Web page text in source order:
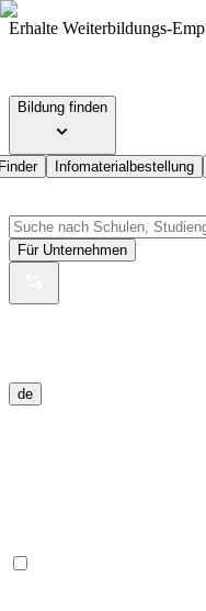
Erhalte Weiterbildungs-
Bildung finden
Infomaterialbestellung
Für Unternehmen
de